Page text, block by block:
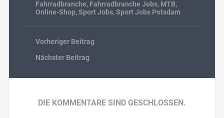
Fahrradbranche, Fahrradbranche Jobs, MTB,
Online-Shop,Sport Jobs,Sport Jobs Potsdam
Vorheriger Beitrag
Nächster Beitrag
DIE KOMMENTARE SIND GESCHLOSSEN.